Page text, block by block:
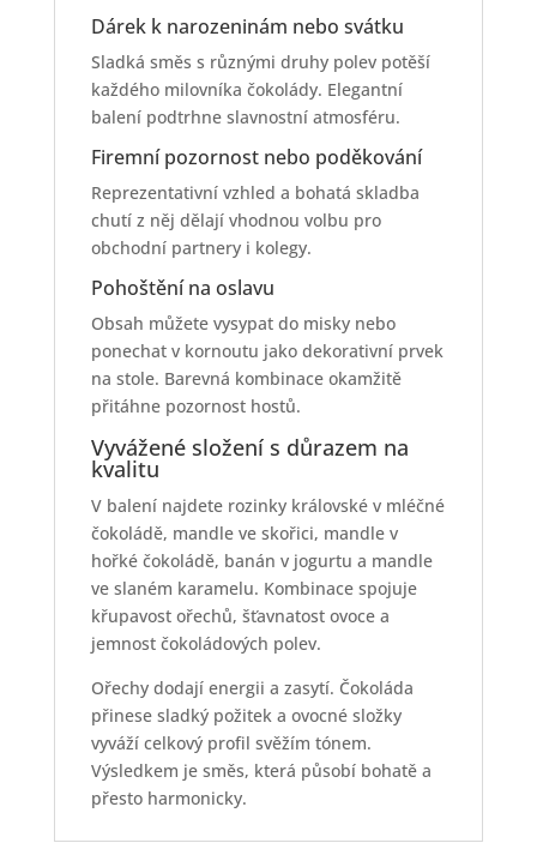
Dárek k narozeninám nebo svátku
Sladká směs s různými druhy polev potěší
každého milovníka čokolády. Elegantní
balení podtrhne slavnostní atmosféru.
Firemní pozornost nebo poděkování
Reprezentativní vzhled a bohatá skladba
chutí z něj dělají vhodnou volbu pro
obchodní partnery i kolegy.
Pohoštění na oslavu
Obsah můžete vysypat do misky nebo
ponechat v kornoutu jako dekorativní prvek
na stole. Barevná kombinace okamžitě
přitáhne pozornost hostů.
Vyvážené složení s důrazem na
kvalitu
V balení najdete rozinky královské v mléčné
čokoládě, mandle ve skořici, mandle v
hořké čokoládě, banán v jogurtu a mandle
ve slaném karamelu. Kombinace spojuje
křupavost ořechů, šťavnatost ovoce a
jemnost čokoládových polev.
Ořechy dodají energii a zasytí. Čokoláda
přinese sladký požitek a ovocné složky
vyváží celkový profil svěžím tónem.
Výsledkem je směs, která působí bohatě a
přesto harmonicky.